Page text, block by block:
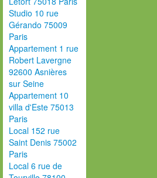
Studio 10 rue
Gérando 75009
Paris
Appartement 1 rue
Robert Lavergne
92600 Asnières
sur Seine
Appartement 10
villa d'Este 75013
Paris
Local 152 rue
Saint Denis 75002
Paris
Local 6 rue de